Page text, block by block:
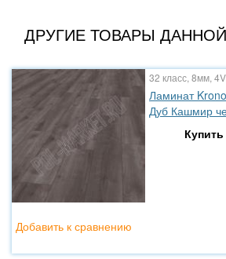
ДРУГИЕ ТОВАРЫ
32 класс, 8мм,
Ламинат
Дуб Кашмир
Купить
Добавить к сравнению